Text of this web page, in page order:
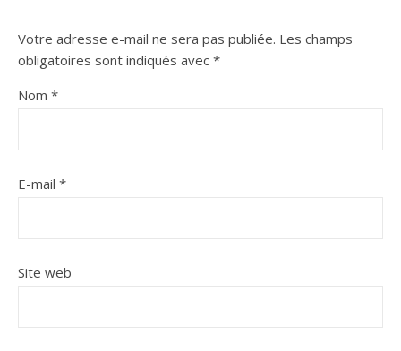
Votre adresse e-mail ne sera pas publiée. Les champs
obligatoires sont indiqués avec *
Nom *
E-mail *
Site web